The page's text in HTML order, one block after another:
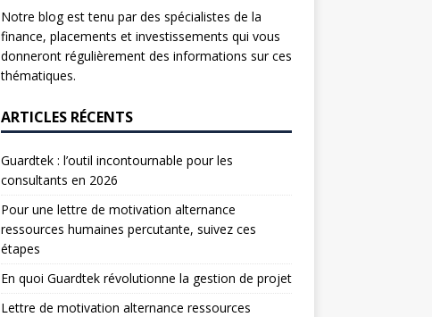
Notre blog est tenu par des spécialistes de la
finance, placements et investissements qui vous
donneront régulièrement des informations sur ces
thématiques.
ARTICLES RÉCENTS
Guardtek : l’outil incontournable pour les
consultants en 2026
Pour une lettre de motivation alternance
ressources humaines percutante, suivez ces
étapes
En quoi Guardtek révolutionne la gestion de projet
Lettre de motivation alternance ressources